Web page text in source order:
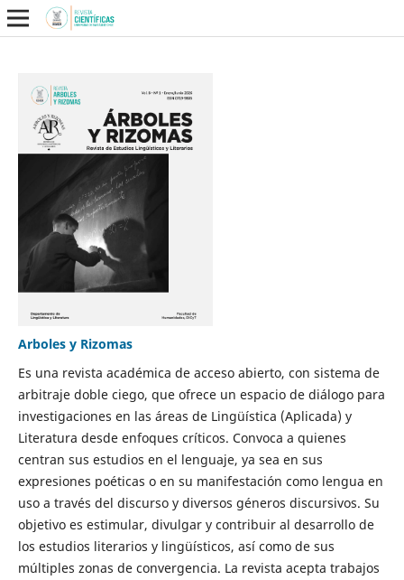
Arboles y Rizomas
Es una revista académica de acceso abierto, con sistema de
arbitraje doble ciego, que ofrece un espacio de diálogo para
investigaciones en las áreas de Lingüística (Aplicada) y
Literatura desde enfoques críticos. Convoca a quienes
centran sus estudios en el lenguaje, ya sea en sus
expresiones poéticas o en su manifestación como lengua en
uso a través del discurso y diversos géneros discursivos. Su
objetivo es estimular, divulgar y contribuir al desarrollo de
los estudios literarios y lingüísticos, así como de sus
múltiples zonas de convergencia. La revista acepta trabajos